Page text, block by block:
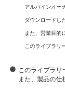
アルパインオー
ダウンロードし
また、営業目的
このライブラリ
このライブラリ
また、製品の